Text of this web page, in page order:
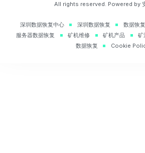
All rights reserved. Powered by
深圳数据恢复中心 深圳数据恢复 数据恢
服务器数据恢复
矿机维修 矿机产品 矿
数据恢复
Cookie